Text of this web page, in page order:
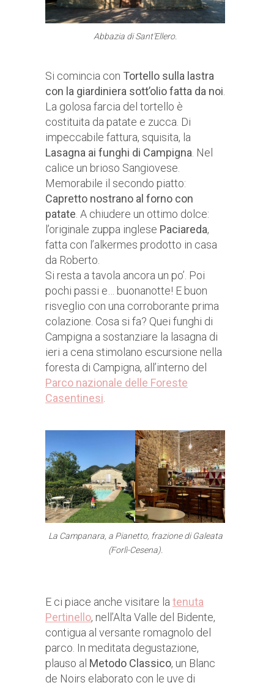
Abbazia di Sant’Ellero.
Si comincia con Tortello sulla lastra
con la giardiniera sott’olio fatta da noi
La golosa farcia del tortello è
costituita da patate e zucca. Di
impeccabile fattura, squisita, la
Lasagna ai funghi di Campigna . Nel
calice un brioso Sangiovese.
Memorabile il secondo piatto:
Capretto nostrano al forno con
patate . A chiudere un ottimo dolce:
l’originale zuppa inglese Paciareda,
fatta con l’alkermes prodotto in casa
da Roberto.
Si resta a tavola ancora un po’. Poi
pochi passi e… buonanotte! E buon
risveglio con una corroborante prima
colazione. Cosa si fa? Quei funghi di
Campigna a sostanziare la lasagna di
ieri a cena stimolano escursione nella
foresta di Campigna, all’interno del
Parco nazionale delle Foreste
Casentinesi
La Campanara, a Pianetto, frazione di Galeata
(Forlì-Cesena).
E ci piace anche visitare la tenuta
Pertinello, nell’Alta Valle del Bidente,
contigua al versante romagnolo del
parco. In meditata degustazione,
plauso al Metodo Classico, un Blanc
de Noirs elaborato con le uve di